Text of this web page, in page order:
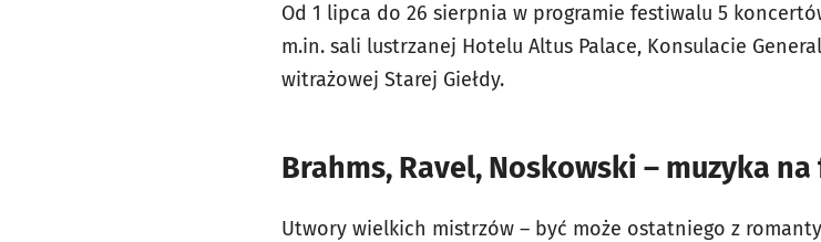
Od 1 lipca do 26 sierpnia w programie festiwalu 5
m.in. sali lustrzanej Hotelu Altus Palace, Konsulacie
witrażowej Starej Giełdy.
Brahms, Ravel, Noskowski – muzyka
Utwory wielkich mistrzów – być może ostatniego z